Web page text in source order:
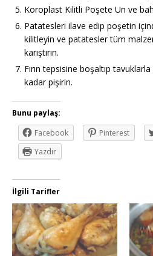
Koroplast Kilitli Poşete Un ve
Patatesleri ilave edip poşetin
kilitleyin ve patatesler tüm
karıştırın.
Fırın tepsisine boşaltıp
kadar pişirin.
Bunu paylaş:
Facebook
Pinterest
Yazdır
İlgili Tarifler